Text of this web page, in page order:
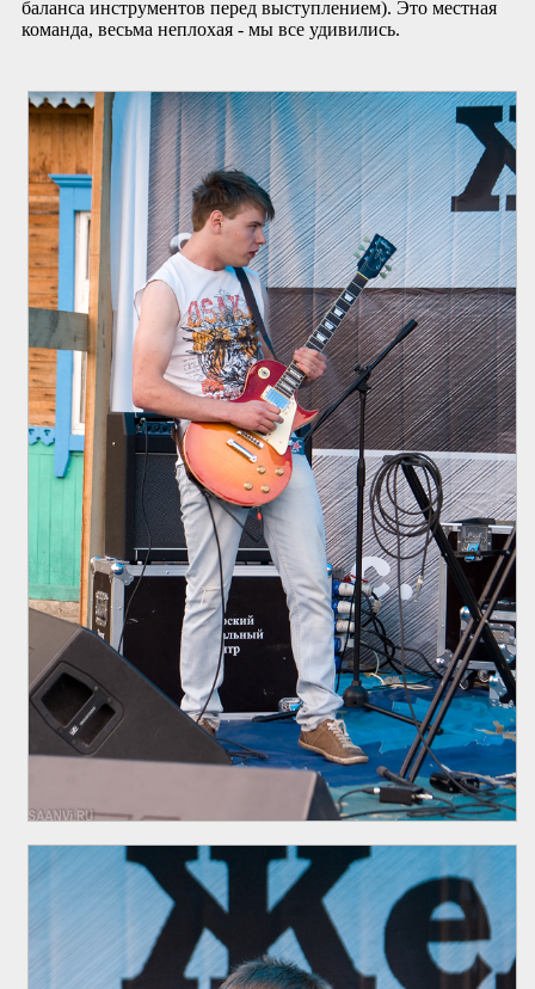
баланса инструментов перед выступлением). Это местная
команда, весьма неплохая - мы все удивились.